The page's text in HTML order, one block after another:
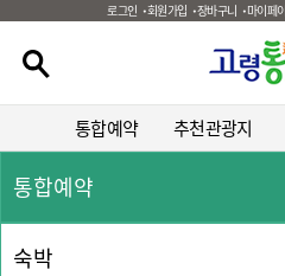
로그인 회원가입 장바구니 마이페
통합예약 추천관광지
통합예약
숙박